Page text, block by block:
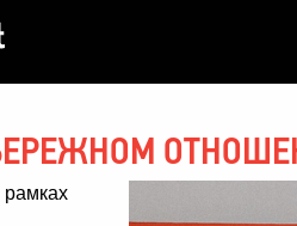
рамках